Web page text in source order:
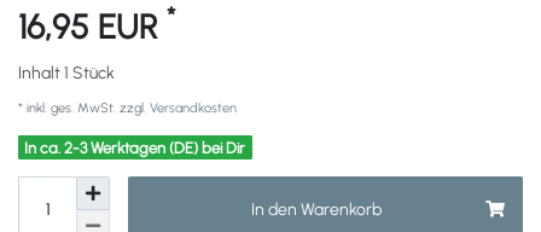
16,95 EUR *
Inhalt1 Stück
* inkl. ges. MwSt. zzgl. Versandkosten
In ca. 2-3 Werktagen (DE) bei Dir
In den Warenkorb